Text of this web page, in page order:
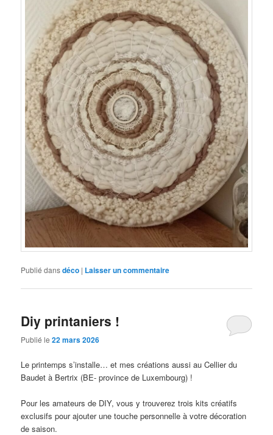
Publié dansdéco | Laisser un commentaire
Diy printaniers !
Publié le22 mars 2026
Le printemps s’installe… et mes créations aussi au Cellier du
Baudet à Bertrix (BE- province de Luxembourg) !
Pour les amateurs de DIY, vous y trouverez trois kits créatifs
exclusifs pour ajouter une touche personnelle à votre décoration
de saison.